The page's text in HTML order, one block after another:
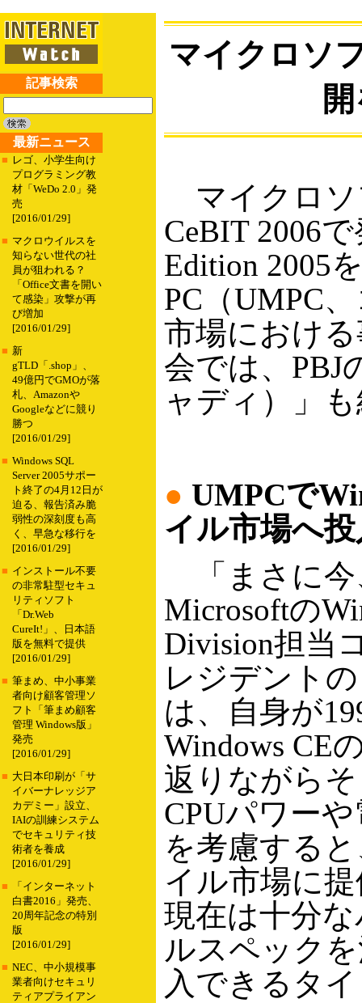
記事検索
最新ニュース
■ レゴ、小学生向け
プログラミング教
材「WeDo 2.0」発
売
[2016/01/29]
■ マクロウイルスを
知らない世代の社
員が狙われる？
「Office文書を開い
て感染」攻撃が再
び増加
[2016/01/29]
■ 新
gTLD「.shop」、
49億円でGMOが落
札、Amazonや
Googleなどに競り
勝つ
[2016/01/29]
■ Windows SQL
Server 2005サポー
ト終了の4月12日が
迫る、報告済み脆
弱性の深刻度も高
く、早急な移行を
[2016/01/29]
■ インストール不要
の非常駐型セキュ
リティソフト
「Dr.Web
CureIt!」、日本語
版を無料で提供
[2016/01/29]
■ 筆まめ、中小事業
者向け顧客管理ソ
フト「筆まめ顧客
管理 Windows版」
発売
[2016/01/29]
■ 大日本印刷が「サ
イバーナレッジア
カデミー」設立、
IAIの訓練システム
でセキュリティ技
術者を養成
[2016/01/29]
■
「インターネット
白書2016」発売、
20周年記念の特別
版
[2016/01/29]
■ NEC、中小規模事
業者向けセキュリ
ティアプライアン
マイクロソ
マイクロソ
CeBIT 2006
Edition 2005
PC（UMPC
市場におけ
会では、PBJ
ャディ）」
● UMPCで
イル市場へ
「まさに今
Microsoftの
Division担当
レジデント
は、自身が
Windows CE
返りながら
CPUパワー
を考慮する
イル市場に
現在は十分
ルスペック
入できるタ